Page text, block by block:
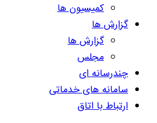
کمیسیون ها
گزارش ها
گزارش ها
مجلس
چندرسانه ای
سامانه های خدماتی
ارتباط با اتاق